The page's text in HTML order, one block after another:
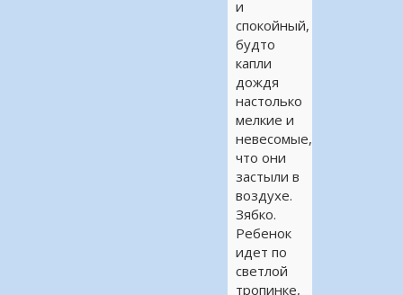
и
спокойный,
будто
капли
дождя
настолько
мелкие и
невесомые,
что они
застыли в
воздухе.
Зябко.
Ребенок
идет по
светлой
тропинке,